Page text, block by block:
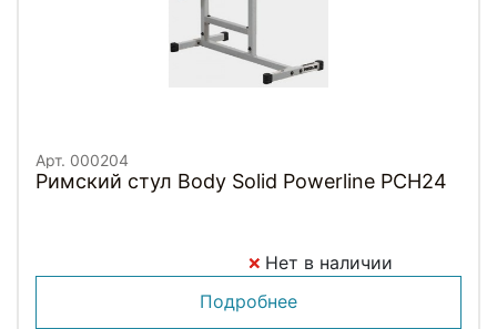
Арт. 000204
Римский стул Body Solid Powerline PCH24
Нет в наличии
Подробнее